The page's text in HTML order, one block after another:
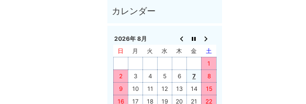
2026年 8月
日
月 火 水 木 金
土
1
2
3 4 5 6 7
8
9
10 11 12 13 14
15
16
17 18 19 20 21 22